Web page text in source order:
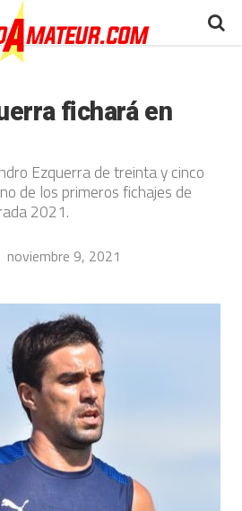
fichará en
Ezquerra de treinta y cinco
de los primeros fichajes de
2021.
noviembre 9, 2021